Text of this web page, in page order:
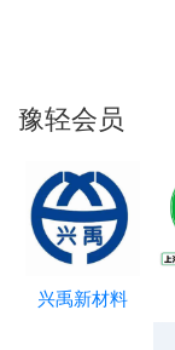
豫轻会员
兴禹新材料